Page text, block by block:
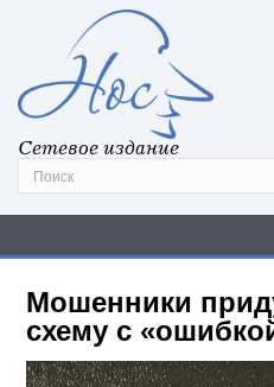
Сетевое издание
Мошенники
схему с